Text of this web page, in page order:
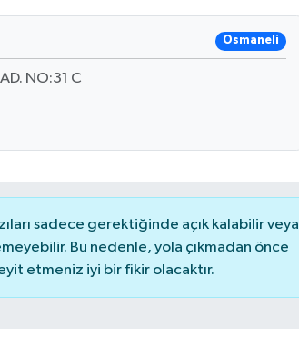
Osmaneli
NO:31 C
sadece gerektiğinde açık kalabilir veya
Bu nedenle, yola çıkmadan önce
etmeniz iyi bir fikir olacaktır.